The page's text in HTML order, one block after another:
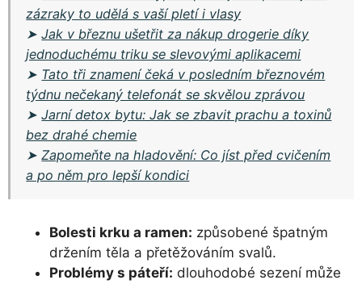
zázraky to udělá s vaší pletí i vlasy
➤Jak v březnu ušetřit za nákup drogerie díky
jednoduchému triku se slevovými aplikacemi
➤ Tato tři znamení čeká v posledním březnovém
týdnu nečekaný telefonát se skvělou zprávou
➤Jarní detox bytu: Jak se zbavit prachu a toxinů
bez drahé chemie
➤Zapomeňte na hladovění: Co jíst před cvičením
a po něm pro lepší kondici
Bolesti krku a ramen: způsobené špatným
držením těla a přetěžováním svalů.
Problémy s páteří: dlouhodobé sezení může